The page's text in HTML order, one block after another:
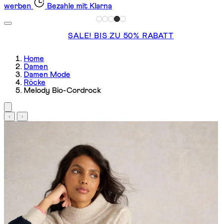
werben
Bezahle mit Klarna
SALE! BIS ZU 50% RABATT
Home
Damen
Damen Mode
Röcke
Melody Bio-Cordrock